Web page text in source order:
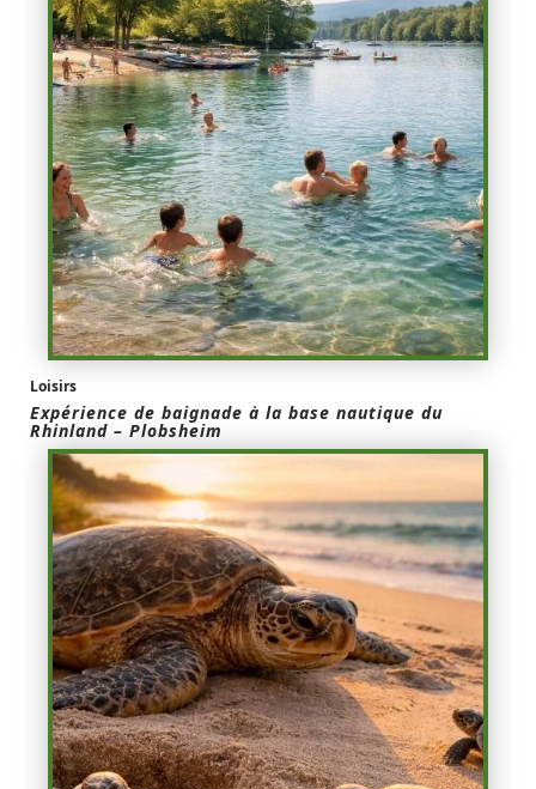
Loisirs
Expérience de baignade à la base nautique du
Rhinland – Plobsheim